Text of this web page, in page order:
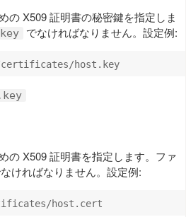
の X509 証明書の秘密鍵を指定しま
でなければなりません。設定例:
の X509 証明書を指定します。ファ
ければなりません。設定例: